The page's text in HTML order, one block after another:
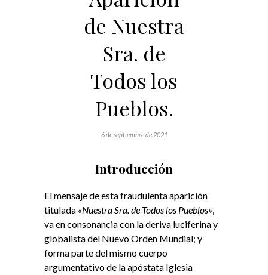
de Nuestra
Sra. de
Todos los
Pueblos.
6 de septiembre de 2021
Introducción
El mensaje de esta fraudulenta aparición
titulada «Nuestra Sra. de Todos los Pueblos»,
va en consonancia con la deriva luciferina y
globalista del Nuevo Orden Mundial; y
forma parte del mismo cuerpo
argumentativo de la apóstata Iglesia